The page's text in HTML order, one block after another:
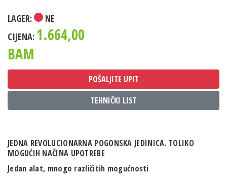
LAGER:
NE
CIJENA: 1.664,00
BAM
POŠALJITE UPIT
TEHNIČKI LIST
JEDNA REVOLUCIONARNA POGONSKA JEDINICA. TOLIKO
MOGUĆIH NAČINA UPOTREBE
Jedan alat, mnogo različitih mogućnosti